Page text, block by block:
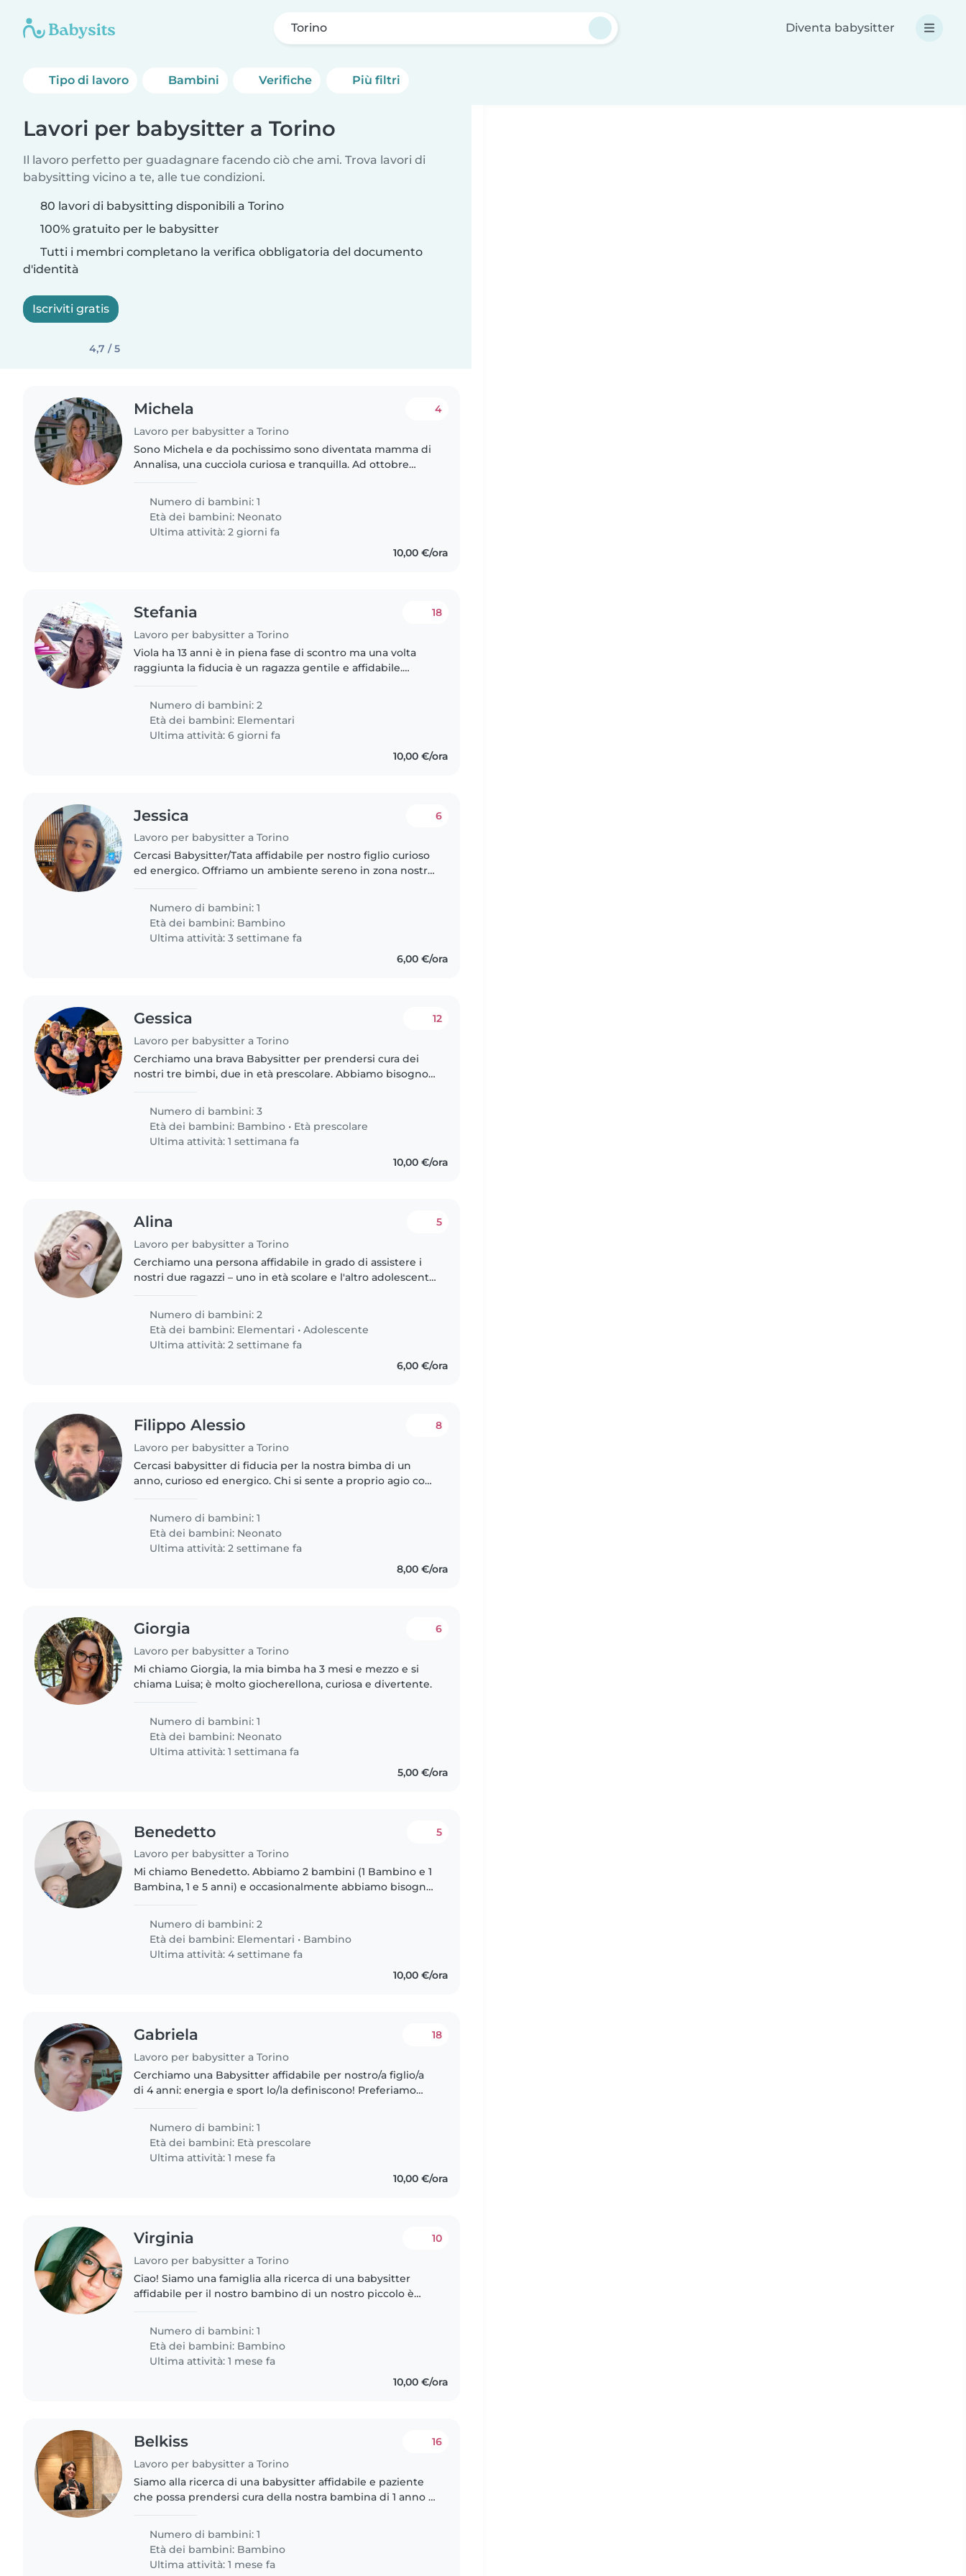
Torino Diventa babysitter
Tipo di lavoro Bambini Verifiche Più filtri
Lavori per babysitter a Torino
Il lavoro perfetto per guadagnare facendo ciò che ami. Trova lavori di
babysitting vicino a te, alle tue condizioni.
80 lavori di babysitting disponibili a Torino
100% gratuito per le babysitter
Tutti i membri completano la verifica obbligatoria del documento
d'identità
Iscriviti gratis
4,7 / 5
Michela
Lavoro per babysitter a Torino
4
Sono Michela e da pochissimo sono diventata mamma di
Annalisa, una cucciola curiosa e tranquilla. Ad ottobre
dinamica, affidabile..
Numero di bambini: 1
Età dei bambini: Neonato
Ultima attività: 2 giorni fa
10,00 €/ora
Stefania
Lavoro per babysitter a Torino
18
Viola ha 13 anni è in piena fase di scontro ma una volta
raggiunta la fiducia è un ragazza gentile e affidabile.
Numero di bambini: 2
Età dei bambini: Elementari
Ultima attività: 6 giorni fa
10,00 €/ora
Jessica
Lavoro per babysitter a Torino
6
Cercasi Babysitter/Tata affidabile per nostro figlio curioso
ed energico. Offriamo un ambiente sereno in zona nostra.
Numero di bambini: 1
Età dei bambini: Bambino
Ultima attività: 3 settimane fa
6,00 €/ora
Gessica
Lavoro per babysitter a Torino
12
Cerchiamo una brava Babysitter per prendersi cura dei
nostri tre bimbi, due in età prescolare. Abbiamo bisogno
piccoli. Contattateci..
Numero di bambini: 3
Età dei bambini: Bambino • Età prescolare
Ultima attività: 1 settimana fa
10,00 €/ora
Alina
Lavoro per babysitter a Torino
5
Cerchiamo una persona affidabile in grado di assistere i
nostri due ragazzi – uno in età scolare e l'altro adolescente
Numero di bambini: 2
Età dei bambini: Elementari •Adolescente
Ultima attività: 2 settimane fa
6,00 €/ora
Filippo Alessio
Lavoro per babysitter a Torino
8
Cercasi babysitter di fiducia per la nostra bimba di un
anno, curioso ed energico. Chi si sente a proprio agio con
per un incontro..
Numero di bambini: 1
Età dei bambini: Neonato
Ultima attività: 2 settimane fa
8,00 €/ora
Giorgia
Lavoro per babysitter a Torino
6
Mi chiamo Giorgia, la mia bimba ha 3 mesi e mezzo e si
chiama Luisa; è molto giocherellona, curiosa e divertente.
Numero di bambini: 1
Età dei bambini: Neonato
Ultima attività: 1 settimana fa
5,00 €/ora
Benedetto
Lavoro per babysitter a Torino
5
Mi chiamo Benedetto. Abbiamo 2 bambini (1 Bambino e 1
Bambina, 1 e 5 anni) e occasionalmente abbiamo bisogno
Numero di bambini: 2
Età dei bambini: Elementari • Bambino
Ultima attività: 4 settimane fa
10,00 €/ora
Gabriela
Lavoro per babysitter a Torino
18
Cerchiamo una Babysitter affidabile per nostro/a figlio/a
di 4 anni: energia e sport lo/la definiscono! Preferiamo
una seconda..
Numero di bambini: 1
Età dei bambini: Età prescolare
Ultima attività: 1 mese fa
10,00 €/ora
Virginia
Lavoro per babysitter a Torino
10
Ciao! Siamo una famiglia alla ricerca di una babysitter
affidabile per il nostro bambino di un nostro piccolo è
la babysitter..
Numero di bambini: 1
Età dei bambini: Bambino
Ultima attività: 1 mese fa
10,00 €/ora
Belkiss
Lavoro per babysitter a Torino
16
Siamo alla ricerca di una babysitter affidabile e paziente
che possa prendersi cura della nostra bambina di 1 anno e
Numero di bambini: 1
Età dei bambini: Bambino
Ultima attività: 1 mese fa